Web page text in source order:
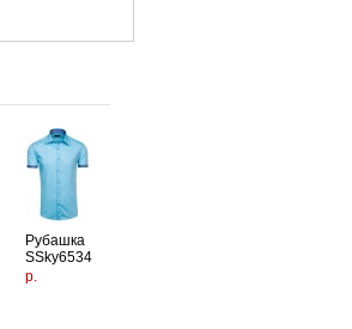
Рубашка
SSky6534
р.